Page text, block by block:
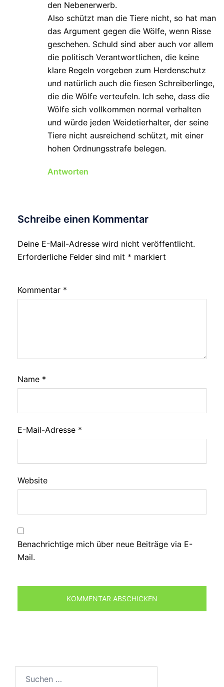
den Nebenerwerb.
Also schützt man die Tiere nicht, so hat man
das Argument gegen die Wölfe, wenn Risse
geschehen. Schuld sind aber auch vor allem
die politisch Verantwortlichen, die keine
klare Regeln vorgeben zum Herdenschutz
und natürlich auch die fiesen Schreiberlinge,
die die Wölfe verteufeln. Ich sehe, dass die
Wölfe sich vollkommen normal verhalten
und würde jeden Weidetierhalter, der seine
Tiere nicht ausreichend schützt, mit einer
hohen Ordnungsstrafe belegen.
Antworten
Schreibe einen Kommentar
Deine E-Mail-Adresse wird nicht veröffentlicht.
Erforderliche Felder sind mit * markiert
Kommentar *
Name *
E-Mail-Adresse *
Website
Benachrichtige mich über neue Beiträge via E-
Mail.